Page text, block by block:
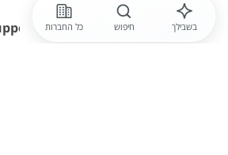
חברה חסויה
& Onboarding Specialist
בשבילך חיפוש כל החברות